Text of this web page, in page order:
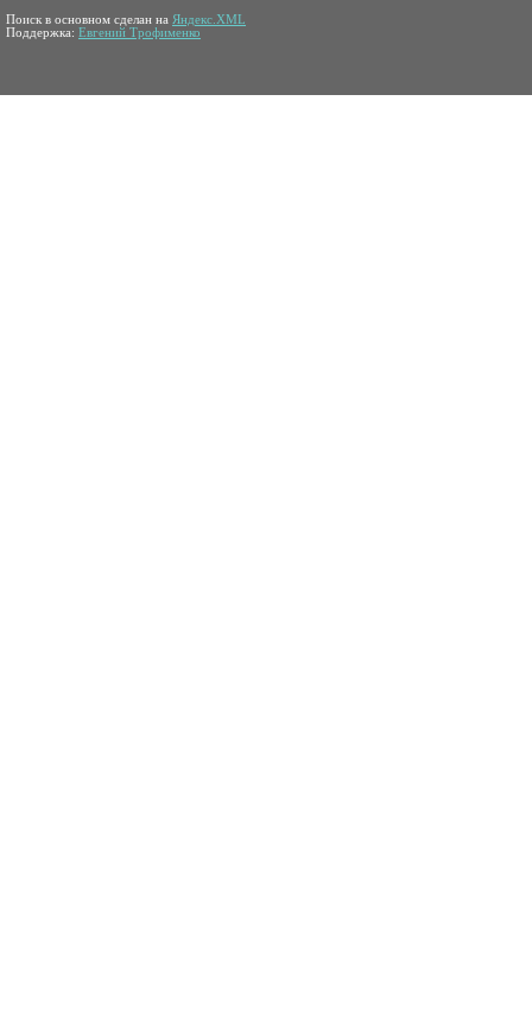
Поиск в основном сделан на Яндекс.XML
Поддержка: Евгений Трофименко